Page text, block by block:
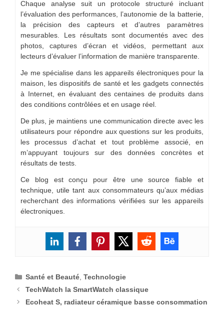
Chaque analyse suit un protocole structuré incluant
l’évaluation des performances, l’autonomie de la batterie,
la précision des capteurs et d’autres paramètres
mesurables. Les résultats sont documentés avec des
photos, captures d’écran et vidéos, permettant aux
lecteurs d’évaluer l’information de manière transparente.
Je me spécialise dans les appareils électroniques pour la
maison, les dispositifs de santé et les gadgets connectés
à Internet, en évaluant des centaines de produits dans
des conditions contrôlées et en usage réel.
De plus, je maintiens une communication directe avec les
utilisateurs pour répondre aux questions sur les produits,
les processus d’achat et tout problème associé, en
m’appuyant toujours sur des données concrètes et
résultats de tests.
Ce blog est conçu pour être une source fiable et
technique, utile tant aux consommateurs qu’aux médias
recherchant des informations vérifiées sur les appareils
électroniques.
Catégories
Santé et Beauté ,Technologie
TechWatch la SmartWatch classique
Ecoheat S, radiateur céramique basse consommation